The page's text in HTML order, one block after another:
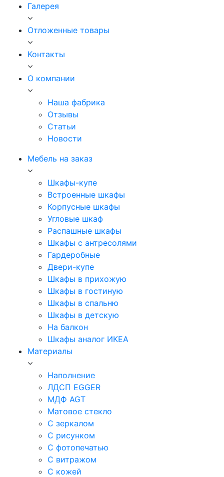
Галерея
Отложенные товары
Контакты
О компании
Наша фабрика
Отзывы
Статьи
Новости
Мебель на заказ
Шкафы-купе
Встроенные шкафы
Корпусные шкафы
Угловые шкаф
Распашные шкафы
Шкафы с антресолями
Гардеробные
Двери-купе
Шкафы в прихожую
Шкафы в гостиную
Шкафы в спальню
Шкафы в детскую
На балкон
Шкафы аналог ИКЕА
Материалы
Наполнение
ЛДСП EGGER
МДФ AGT
Матовое стекло
С зеркалом
С рисунком
С фотопечатью
С витражом
С кожей